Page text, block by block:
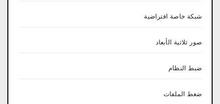
شبكة خاصة افتراضية
صور ثلاثية الأبعاد
ضبط النظام
ضغط الملفات